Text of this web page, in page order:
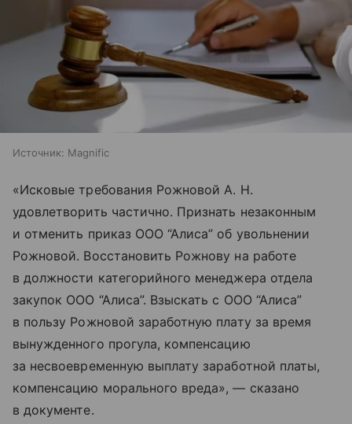
Источник: Magnific
«Исковые требования Рожновой А. Н.
удовлетворить частично. Признать незаконным
и отменить приказ ООО “Алиса” об увольнении
Рожновой. Восстановить Рожнову на работе
в должности категорийного менеджера отдела
закупок ООО “Алиса”. Взыскать с ООО “Алиса”
в пользу Рожновой заработную плату за время
вынужденного прогула, компенсацию
за несвоевременную выплату заработной платы,
компенсацию морального вреда», — сказано
в документе.